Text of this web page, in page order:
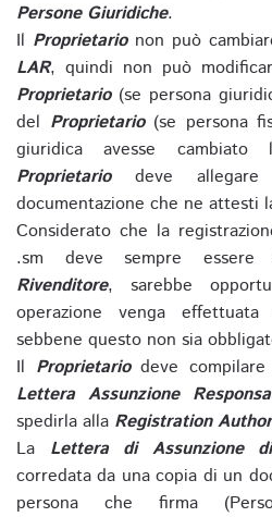
Persone Giuridiche.
Il Proprietarionon può
LAR, quindi non può
Proprietario(se persona
del Proprietario(se persona
giuridica avesse
Proprietariodeve
documentazione che ne attesti
Considerato che la
.sm deve sempre
Rivenditore, sarebbe
operazione venga
sebbene questo non sia
Il Proprietariodeve
Lettera Assunzione
spedirla alla Registration
La Lettera di Assunzione
corredata da una copia di un
persona che firma